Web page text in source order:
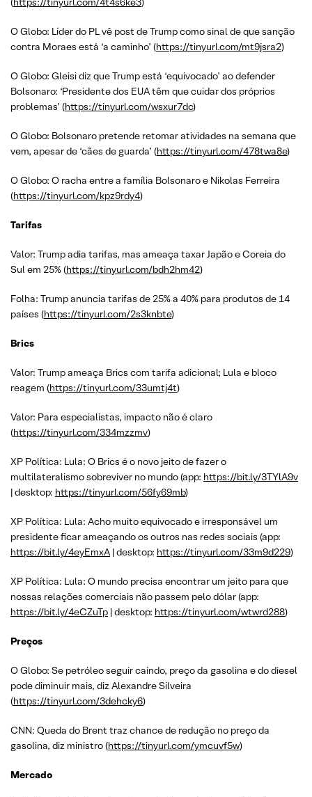
O Globo: Líder do PL vê post de Trump como sinal de que sanção
contra Moraes está ‘a caminho’ (https://tinyurl.com/mt9jsra2)
O Globo: Gleisi diz que Trump está ‘equivocado’ ao defender
Bolsonaro: ‘Presidente dos EUA têm que cuidar dos próprios
problemas’ (https://tinyurl.com/wsxur7dc)
O Globo: Bolsonaro pretende retomar atividades na semana que
vem, apesar de ‘cães de guarda’ (https://tinyurl.com/478twa8e)
O Globo: O racha entre a família Bolsonaro e Nikolas Ferreira
(https://tinyurl.com/kpz9rdy4)
Tarifas
Valor: Trump adia tarifas, mas ameaça taxar Japão e Coreia do
Sul em 25% (https://tinyurl.com/bdh2hm42)
Folha: Trump anuncia tarifas de 25% a 40% para produtos de 14
países (https://tinyurl.com/2s3knbte)
Brics
Valor: Trump ameaça Brics com tarifa adicional; Lula e bloco
reagem (https://tinyurl.com/33umtj4t)
Valor: Para especialistas, impacto não é claro
(https://tinyurl.com/334mzzmv)
XP Política: Lula: O Brics é o novo jeito de fazer o
multilateralismo sobreviver no mundo (app: https://bit.ly/3TYlA9v
| desktop: https://tinyurl.com/56fy69mb)
XP Política: Lula: Acho muito equivocado e irresponsável um
presidente ficar ameaçando os outros nas redes sociais (app:
https://bit.ly/4eyEmxA | desktop: https://tinyurl.com/33m9d229)
XP Política: Lula: O mundo precisa encontrar um jeito para que
nossas relações comerciais não passem pelo dólar (app:
https://bit.ly/4eCZuTp | desktop: https://tinyurl.com/wtwrd288)
Preços
O Globo: Se petróleo seguir caindo, preço da gasolina e do diesel
pode diminuir mais, diz Alexandre Silveira
(https://tinyurl.com/3dehcky6)
CNN: Queda do Brent traz chance de redução no preço da
gasolina, diz ministro (https://tinyurl.com/ymcuvf5w)
Mercado